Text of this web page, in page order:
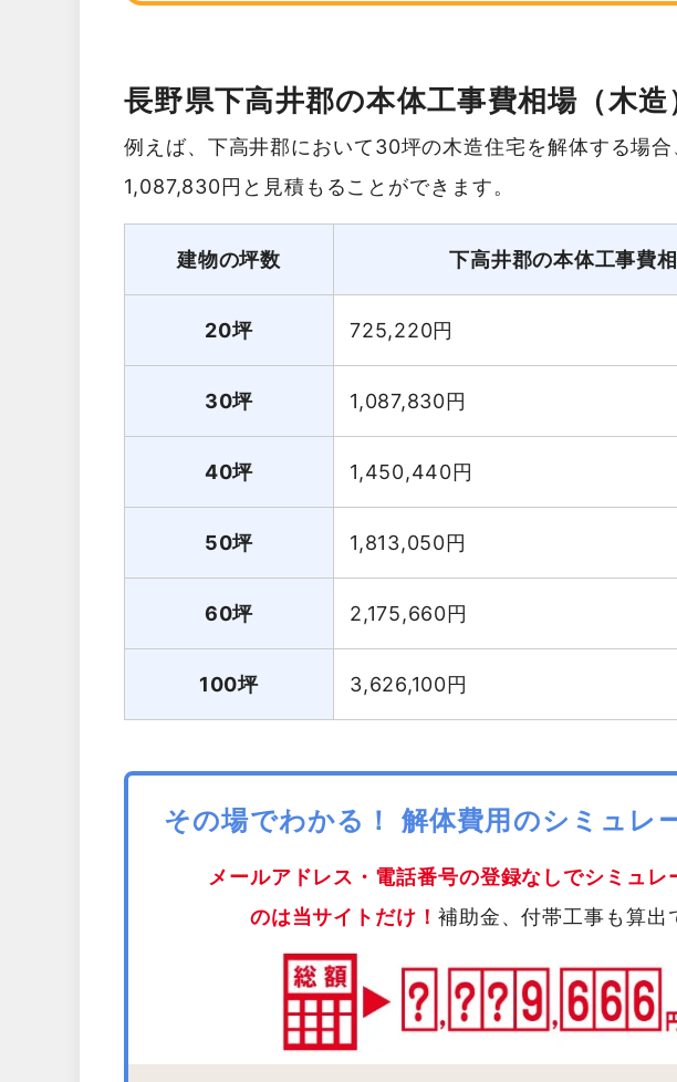
長野県下高井郡の本体工事費相場（木造
例えば、下高井郡において30坪の木造住宅を解体する場
1,087,830円と見積もることができます。
建物の坪数 下高井郡の本体工事費相
20坪 725,220円
30坪 1,087,830円
40坪 1,450,440円
50坪 1,813,050円
60坪 2,175,660円
100坪 3,626,100円
その場でわかる！ 解体費用のシミュレ
メールアドレス・電話番号の登録なしでシミュレ
のは当サイトだけ！ 補助金、付帯工事も算出